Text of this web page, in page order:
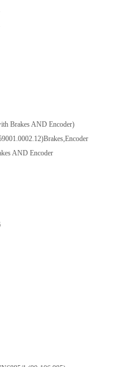
Brakes AND Encoder)
AND Encoder